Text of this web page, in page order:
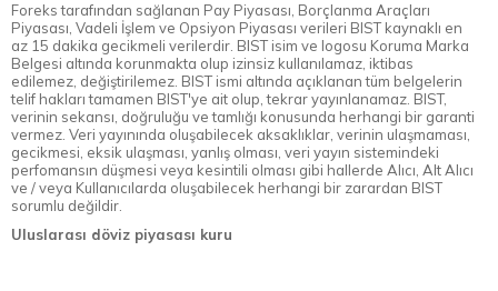
Foreks tarafından sağlanan Pay Piyasası, Borçlanma Araçları
Piyasası, Vadeli İşlem ve Opsiyon Piyasası verileri BIST kaynaklı en
az 15 dakika gecikmeli verilerdir. BIST isim ve logosu Koruma Marka
Belgesi altında korunmakta olup izinsiz kullanılamaz, iktibas
edilemez, değiştirilemez. BIST ismi altında açıklanan tüm belgelerin
telif hakları tamamen BIST'ye ait olup, tekrar yayınlanamaz. BIST,
verinin sekansı, doğruluğu ve tamlığı konusunda herhangi bir garanti
vermez. Veri yayınında oluşabilecek aksaklıklar, verinin ulaşmaması,
gecikmesi, eksik ulaşması, yanlış olması, veri yayın sistemindeki
perfomansın düşmesi veya kesintili olması gibi hallerde Alıcı, Alt Alıcı
ve / veya Kullanıcılarda oluşabilecek herhangi bir zarardan BIST
sorumlu değildir.
Uluslarası döviz piyasası kuru